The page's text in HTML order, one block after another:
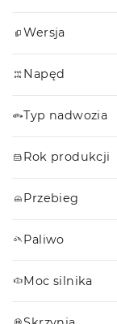
Wersja
Napęd
Typ nadwozia
Rok produkcji
Przebieg
Paliwo
Moc silnika